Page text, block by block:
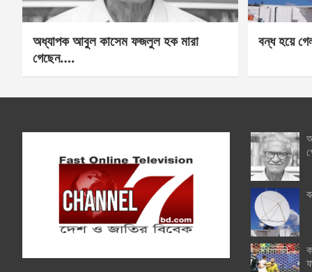
অধ্যাপক আবুল কাসেম ফজলুল হক মারা
গেছেন….
বন্ধ হয়ে